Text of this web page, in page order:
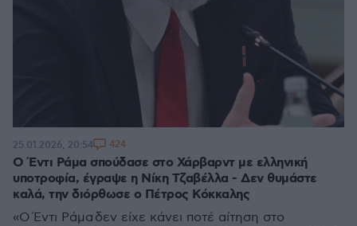
Ο Έντι Ράμα σπούδασε στο Χάρβαρντ με ελληνική
υποτροφία, έγραψε η Νίκη Τζαβέλλα - Δεν θυμάστε
καλά, την διόρθωσε ο Πέτρος Κόκκαλης
«Ο Έντι Ράμα δεν είχε κάνει ποτέ αίτηση στο
25.01.2026, 20:54 424